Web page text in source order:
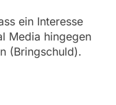
ein Interesse
Media hingegen
(Bringschuld).